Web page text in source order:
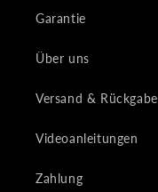
Garantie
Über uns
Versand & Rückgabe
Videoanleitungen
Zahlung